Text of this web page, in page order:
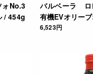
ォNo.3
/ 454g
バルベーラ
有機EVオリー
6,523円